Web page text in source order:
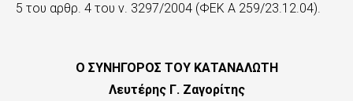
5 του αρθρ. 4 του ν. 3297/2004 (ΦΕΚ Α 259/23.12.04).
Ο ΣΥΝΗΓΟΡΟΣ ΤΟΥ ΚΑΤΑΝΑΛΩΤΗ
Λευτέρης Γ. Ζαγορίτης